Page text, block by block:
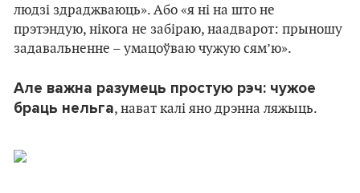
людзі здраджваюць». Або «я ні на што не
прэтэндую, нікога не забіраю, наадварот: прыношу
задавальненне – умацоўваю чужую сям’ю».
Але важна разумець простую рэч: чужое
браць нельга, нават калі яно дрэнна ляжыць.